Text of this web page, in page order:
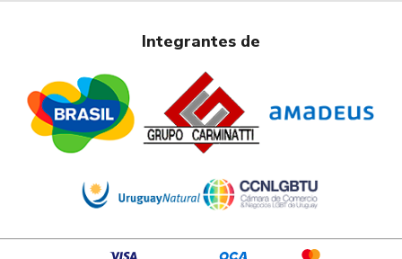
Integrantes de